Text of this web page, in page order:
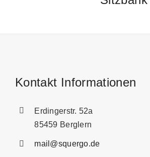
Kontakt Informationen
Erdingerstr. 52a
85459 Berglern
mail@squergo.de